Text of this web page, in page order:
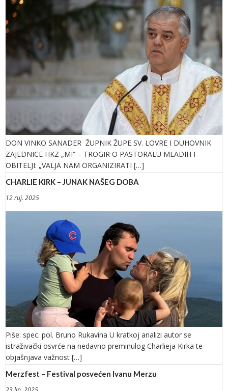
DON VINKO SANADER ŽUPNIK ŽUPE SV. LOVRE I DUHOVNIK
ZAJEDNICE HKZ „MI“ – TROGIR O PASTORALU MLADIH I
OBITELJI: „VALJA NAM ORGANIZIRATI […]
CHARLIE KIRK – JUNAK NAŠEG DOBA
12 ruj. 2025
Piše: spec. pol. Bruno Rukavina U kratkoj analizi autor se
istraživački osvrće na nedavno preminulog Charlieja Kirka te
objašnjava važnost […]
Merzfest – Festival posvećen Ivanu Merzu